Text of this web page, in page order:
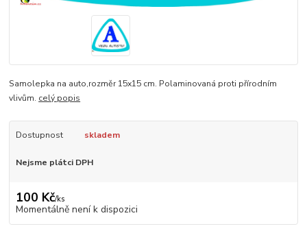
Samolepka na auto,rozměr 15x15 cm. Polaminovaná proti přírodním
vlivům. celý popis
Dostupnost skladem
Nejsme plátci DPH
100 Kč/ks
Momentálně není k dispozici